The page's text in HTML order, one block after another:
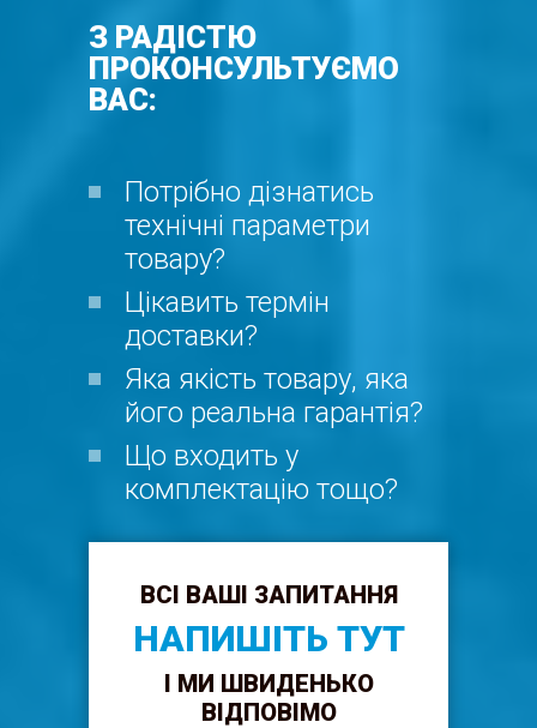
З РАДІСТЮ
ПРОКОНСУЛЬТУЄМО
ВАС:
Потрібно дізнатись
технічні параметри
товару?
Цікавить термін
доставки?
Яка якість товару, яка
його реальна гарантія?
Що входить у
комплектацію тощо?
ВСІ ВАШІ ЗАПИТАННЯ
НАПИШІТЬ ТУТ
І МИ ШВИДЕНЬКО
ВІДПОВІМО